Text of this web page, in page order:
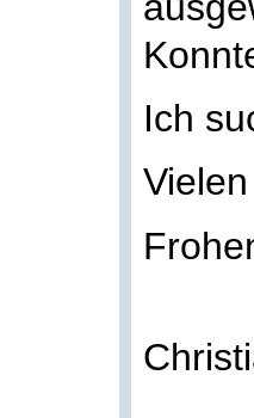
Ich